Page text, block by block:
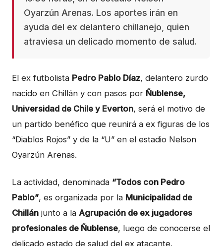
Oyarzún Arenas. Los aportes irán en
ayuda del ex delantero chillanejo, quien
atraviesa un delicado momento de salud.
El ex futbolista Pedro Pablo Díaz, delantero zurdo
nacido en Chillán y con pasos por Ñublense,
Universidad de Chile y Everton, será el motivo de
un partido benéfico que reunirá a ex figuras de los
“Diablos Rojos” y de la “U” en el estadio Nelson
Oyarzún Arenas.
La actividad, denominada “Todos con Pedro
Pablo”, es organizada por la Municipalidad de
Chillán junto a la Agrupación de ex jugadores
profesionales de Ñublense, luego de conocerse el
delicado estado de salud del ex atacante.